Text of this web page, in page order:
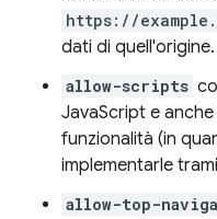
https://
dati di quell'origine.
allow-scripts
JavaScript e
funzionalità (in
implementarle
allow-top-